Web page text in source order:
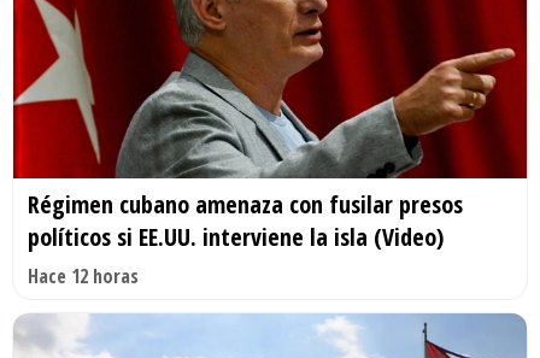
Régimen cubano amenaza con fusilar presos
políticos si EE.UU. interviene la isla (Video)
Hace 12 horas